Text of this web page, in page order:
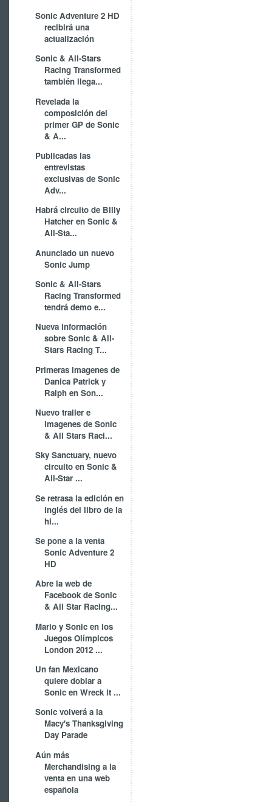
Sonic Adventure 2 HD
recibirá una
actualización
Sonic & All-Stars
Racing Transformed
también llega...
Revelada la
composición del
primer GP de Sonic
& A...
Publicadas las
entrevistas
exclusivas de Sonic
Adv...
Habrá circuito de Billy
Hatcher en Sonic &
All-Sta...
Anunciado un nuevo
Sonic Jump
Sonic & All-Stars
Racing Transformed
tendrá demo e...
Nueva información
sobre Sonic & All-
Stars Racing T...
Primeras imagenes de
Danica Patrick y
Ralph en Son...
Nuevo trailer e
imagenes de Sonic
& All Stars Raci...
Sky Sanctuary, nuevo
circuito en Sonic &
All-Star ...
Se retrasa la edición en
inglés del libro de la
hi...
Se pone a la venta
Sonic Adventure 2
HD
Abre la web de
Facebook de Sonic
& All Star Racing...
Mario y Sonic en los
Juegos Olímpicos
London 2012 ...
Un fan Mexicano
quiere doblar a
Sonic en Wreck it ...
Sonic volverá a la
Macy's Thanksgiving
Day Parade
Aún más
Merchandising a la
venta en una web
española